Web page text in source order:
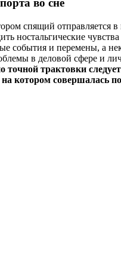
во сне
спящий отправляется
ностальгические
события и перемены, а
в деловой сфере и
точной трактовки
котором совершалась